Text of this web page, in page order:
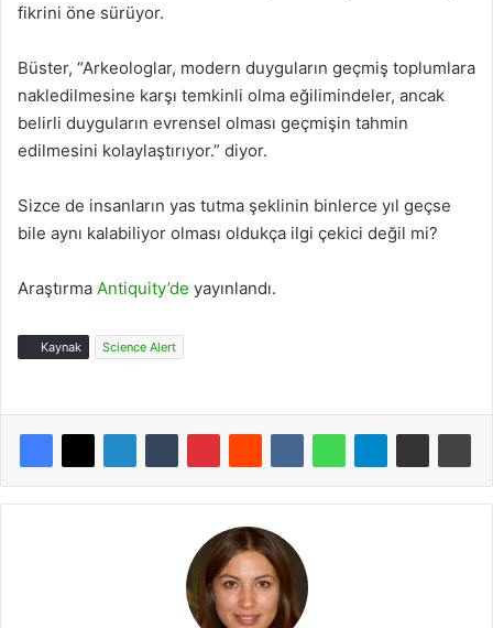
fikrini öne sürüyor.
Büster, “Arkeologlar, modern duyguların geçmiş toplumlara
nakledilmesine karşı temkinli olma eğilimindeler, ancak
belirli duyguların evrensel olması geçmişin tahmin
edilmesini kolaylaştırıyor.” diyor.
Sizce de insanların yas tutma şeklinin binlerce yıl geçse
bile aynı kalabiliyor olması oldukça ilgi çekici değil mi?
Araştırma Antiquity’de yayınlandı.
Kaynak Science Alert